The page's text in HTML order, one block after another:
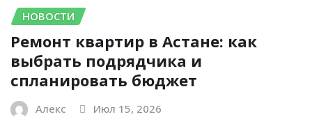
НОВОСТИ
Ремонт квартир в Астане: как
выбрать подрядчика и
спланировать бюджет
Алекс Июл 15, 2026